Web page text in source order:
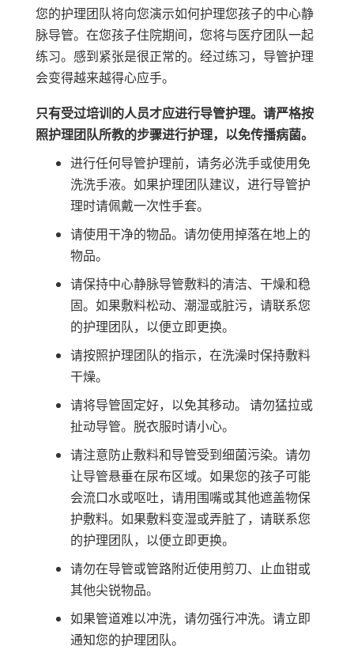
您的护理团队将向您演示如何护理您孩子的中心静
脉导管。在您孩子住院期间，您将与医疗团队一起
练习。感到紧张是很正常的。经过练习，导管护理
会变得越来越得心应手。
只有受过培训的人员才应进行导管护理。请严格按
照护理团队所教的步骤进行护理，以免传播病菌。
进行任何导管护理前，请务必洗手或使用免
洗洗手液。如果护理团队建议，进行导管护
理时请佩戴一次性手套。
请使用干净的物品。请勿使用掉落在地上的
物品。
请保持中心静脉导管敷料的清洁、干燥和稳
固。如果敷料松动、潮湿或脏污，请联系您
的护理团队，以便立即更换。
请按照护理团队的指示，在洗澡时保持敷料
干燥。
请将导管固定好，以免其移动。 请勿猛拉或
扯动导管。脱衣服时请小心。
请注意防止敷料和导管受到细菌污染。请勿
让导管悬垂在尿布区域。如果您的孩子可能
会流口水或呕吐，请用围嘴或其他遮盖物保
护敷料。如果敷料变湿或弄脏了，请联系您
的护理团队，以便立即更换。
请勿在导管或管路附近使用剪刀、止血钳或
其他尖锐物品。
如果管道难以冲洗，请勿强行冲洗。请立即
通知您的护理团队。